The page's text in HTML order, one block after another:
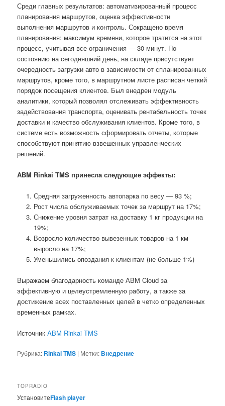
Среди главных результатов: автоматизированный процесс
планирования маршрутов, оценка эффективности
выполнения маршрутов и контроль. Сокращено время
планирования: максимум времени, которое тратится на этот
процесс, учитывая все ограничения — 30 минут. По
состоянию на сегодняшний день, на складе присутствует
очередность загрузки авто в зависимости от спланированных
маршрутов, кроме того, в маршрутном листе расписан четкий
порядок посещения клиентов. Был внедрен модуль
аналитики, который позволял отслеживать эффективность
задействования транспорта, оценивать рентабельность точек
доставки и качество обслуживания клиентов. Кроме того, в
системе есть возможность сформировать отчеты, которые
способствуют принятию взвешенных управленческих
решений.
ABM Rinkai TMS принесла следующие эффекты:
Средняя загруженность автопарка по весу — 93 %;
Рост числа обслуживаемых точек за маршрут на 17%;
Снижение уровня затрат на доставку 1 кг продукции на
19%;
Возросло количество вывезенных товаров на 1 км
выросло на 17%;
Уменьшились опоздания к клиентам (не больше 1%)
Выражаем благодарность команде АВМ Cloud за
эффективную и целеустремленную работу, а также за
достижение всех поставленных целей в четко определенных
временных рамках.
ИсточникABM Rinkai TMS
Рубрика: Rinkai TMS | Метки:Внедрение
TOPRADIO
УстановитеFlash player